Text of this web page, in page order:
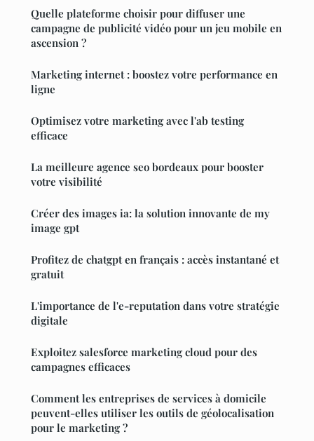
Quelle plateforme choisir pour diffuser une
campagne de publicité vidéo pour un jeu mobile en
ascension ?
Marketing internet : boostez votre performance en
ligne
Optimisez votre marketing avec l'ab testing
efficace
La meilleure agence seo bordeaux pour booster
votre visibilité
Créer des images ia: la solution innovante de my
image gpt
Profitez de chatgpt en français : accès instantané et
gratuit
L'importance de l'e-reputation dans votre stratégie
digitale
Exploitez salesforce marketing cloud pour des
campagnes efficaces
Comment les entreprises de services à domicile
peuvent-elles utiliser les outils de géolocalisation
pour le marketing ?